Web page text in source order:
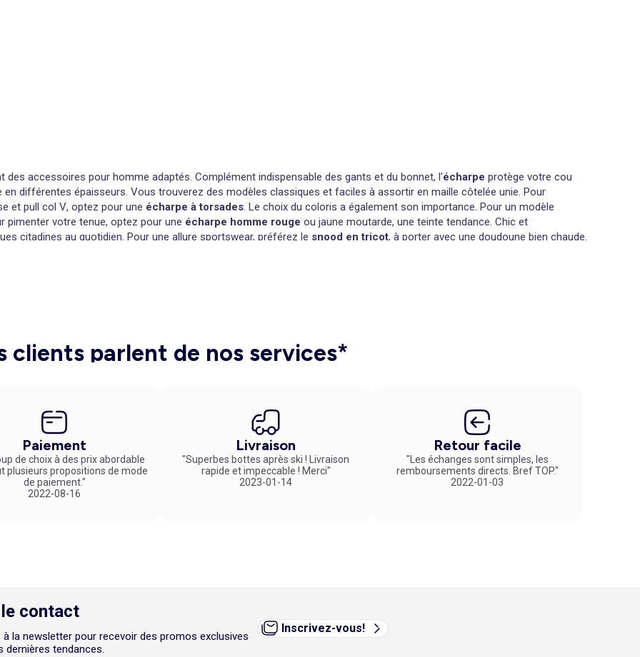
accessoires pour homme adaptés. Complément indispensable des gants et du bonnet, l'écharpe protège votre cou
différentes épaisseurs. Vous trouverez des modèles classiques et faciles à assortir en maille côtelée unie. Pour
et pull col V, optez pour une écharpe à torsades. Le choix du coloris a également son importance. Pour un modèle
pimenter votre tenue, optez pour une écharpe homme rouge ou jaune moutarde, une teinte tendance. Chic et
citadines au quotidien. Pour une allure sportswear, préférez le snood en tricot, à porter avec une doudoune bien chaude.
pour rester au chaud lors des matinées un peu fraîches de la mi-saison. Froissé ou plissé, le
clients parlent de nos services*
Paiement
de choix à des prix abordable
plusieurs propositions de mode
de paiement."
2022-08-16
Livraison
"Superbes bottes après ski ! Livraison
rapide et impeccable ! Merci"
2023-01-14
Retour facile
"Les échanges sont simples, les
remboursements directs. Bref TOP."
2022-01-03
contact
la newsletter pour recevoir des promos exclusives
dernières tendances.
Inscrivez-vous!